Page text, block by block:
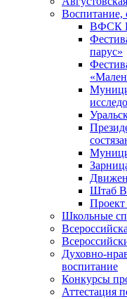
Воспитание,
ВФСК
парус»
Штаб
Проект
Школьные
Духовно-
воспитание
Конкурсы
Аттестация